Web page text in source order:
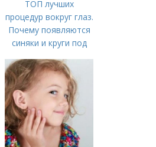
ТОП лучших
процедур вокруг глаз.
Почему появляются
синяки и круги под